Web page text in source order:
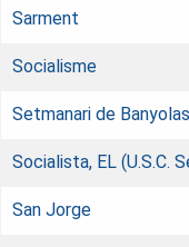
Sarment
Socialisme
Setmanari de Banyolas
Socialista, EL (U.S.C.
San Jorge